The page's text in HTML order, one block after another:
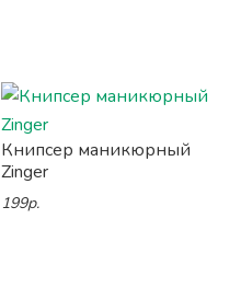
Книпсер маникюрный
Zinger
199р.